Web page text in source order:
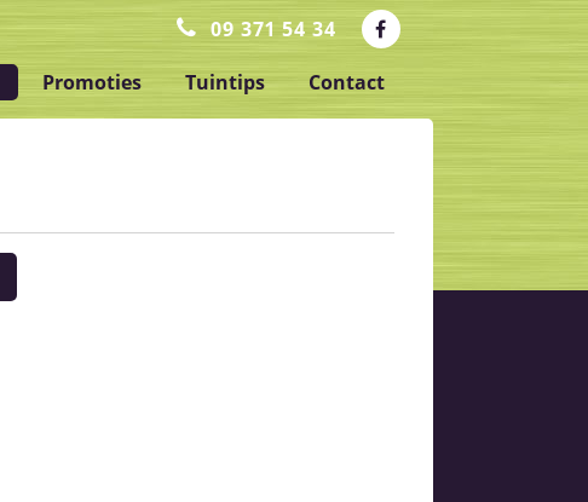
09 371 54 34
Promoties Tuintips Contact